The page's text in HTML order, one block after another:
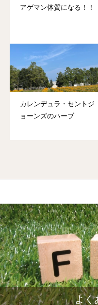
アゲマン体質になる！！
カレンデュラ・セントジ
ョーンズのハーブ
よく